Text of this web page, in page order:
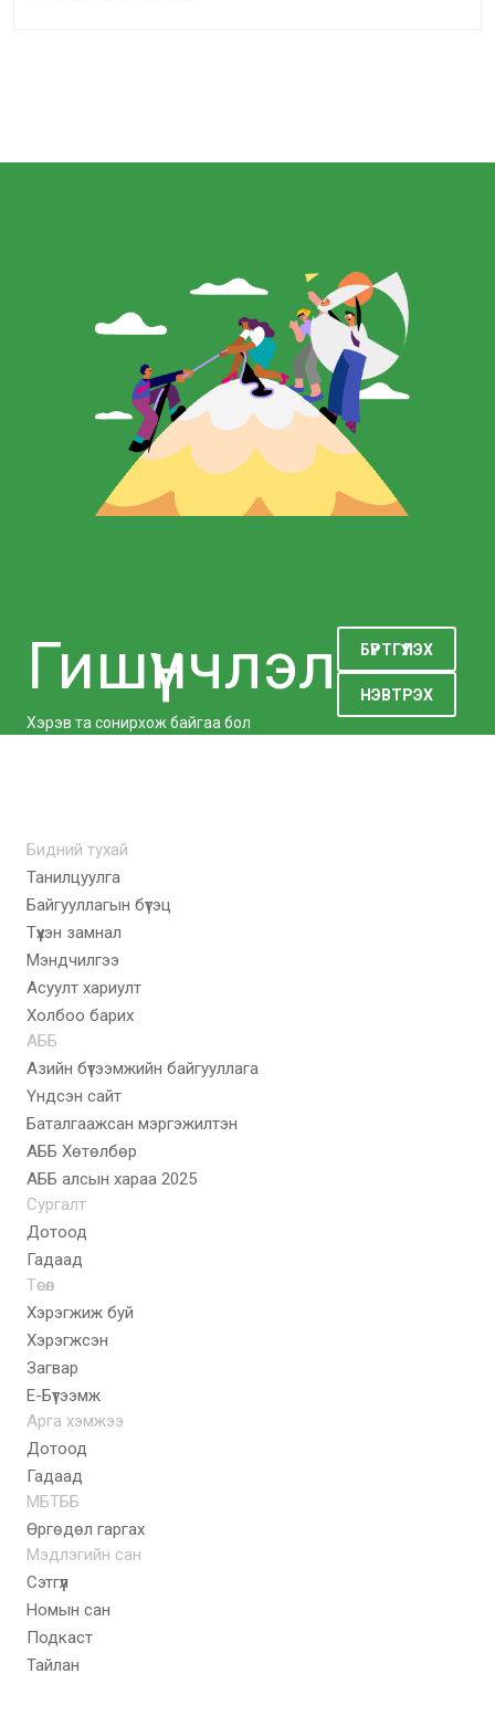
Гишүүнчлэл
Хэрэв та сонирхож байгаа бол
БҮРТГҮҮЛЭХ
НЭВТРЭХ
Бидний тухай
Танилцуулга
Байгууллагын бүтэц
Түүхэн замнал
Мэндчилгээ
Асуулт хариулт
Холбоо барих
АББ
Азийн бүтээмжийн байгууллага
Үндсэн сайт
Баталгаажсан мэргэжилтэн
АББ Хөтөлбөр
AББ алсын хараа 2025
Сургалт
Дотоод
Гадаад
Төсөл
Хэрэгжиж буй
Хэрэгжсэн
Загвар
E-Бүтээмж
Арга хэмжээ
Дотоод
Гадаад
МБТББ
Өргөдөл гаргах
Мэдлэгийн сан
Сэтгүүл
Номын сан
Подкаст
Тайлан